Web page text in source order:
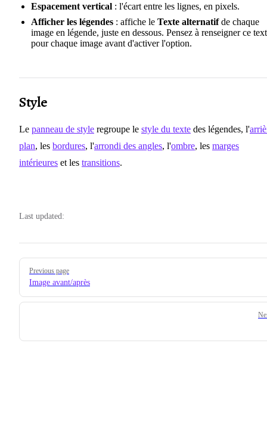
Espacement vertical : l'écart entre les lignes, en pixels.
Afficher les légendes : affiche le Texte alternatifde chaque
image en légende, juste en dessous. Pensez à renseigner ce
pour chaque image avant d'activer l'option.
Style
Le panneau de style regroupe le style du texte des légendes, l'
plan, les bordures, l'arrondi des angles, l'ombre, les marges
intérieures et les transitions.
Last updated:
Pager
Previous page
Image avant/après